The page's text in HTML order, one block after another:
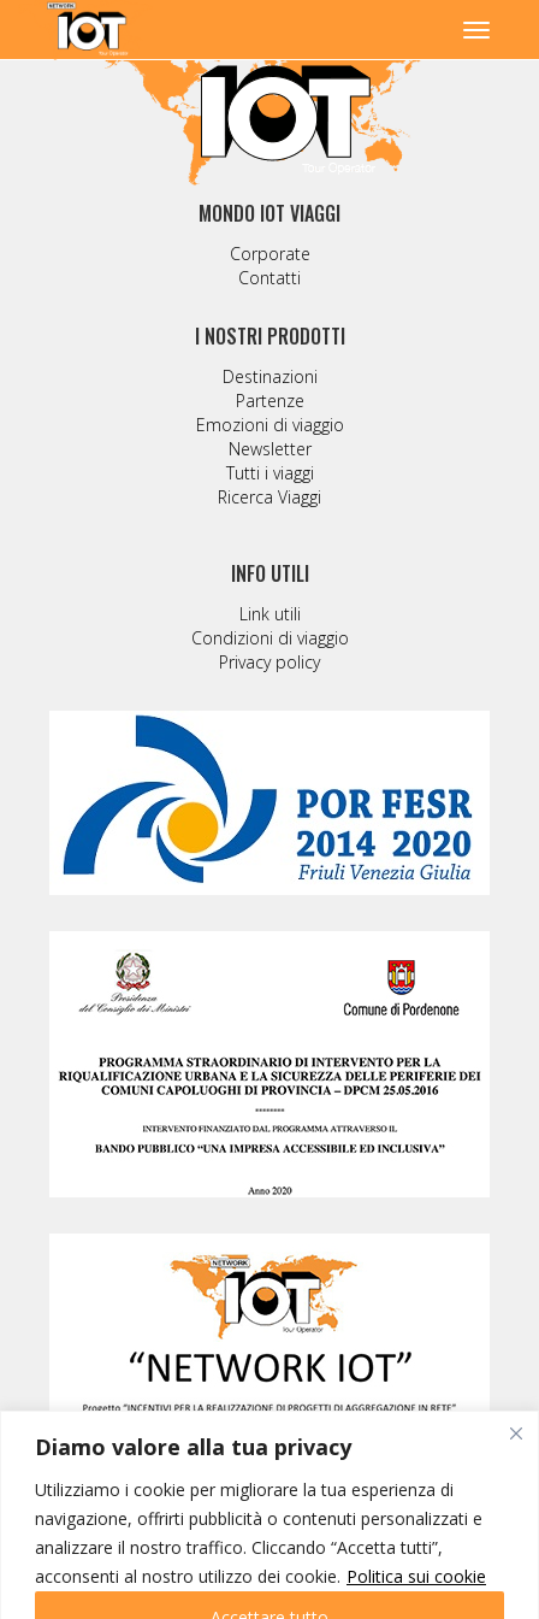
Diamo valore alla tua privacy
Utilizziamo i cookie per migliorare la tua esperienza di
navigazione, offrirti pubblicità o contenuti personalizzati e
analizzare il nostro traffico. Cliccando “Accetta tutti”,
acconsenti al nostro utilizzo dei cookie. Politica sui cookie
MONDO IOT VIAGGI
Corporate
Contatti
I NOSTRI PRODOTTI
Destinazioni
Partenze
Emozioni di viaggio
Newsletter
Tutti i viaggi
Ricerca Viaggi
INFO UTILI
Link utili
Condizioni di viaggio
Privacy policy
Created byB42
NETWORK IOT © INTERNATIONAL ORGANIZATION OF TOURISM SRL -
PORDENONE p.iva 01228770937 | IOT VIAGGI SRL - GORIZIA p.iva